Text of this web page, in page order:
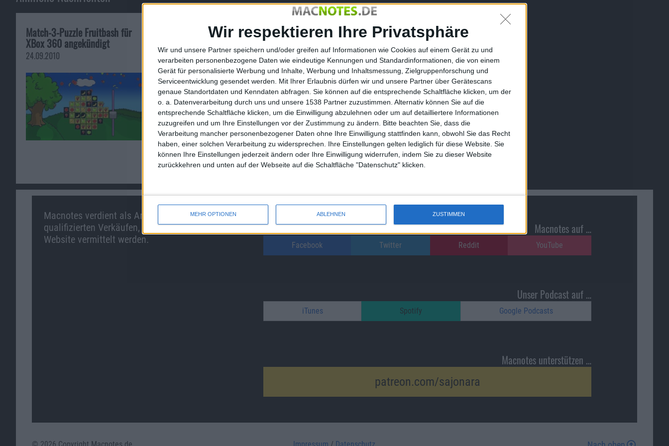
Wir respektieren Ihre Privatsphäre
Wir und unsere Partner speichern und/oder greifen auf Informationen wie Cookies auf einem Gerät zu und
verarbeiten personenbezogene Daten wie eindeutige Kennungen und Standardinformationen, die von einem
Gerät für personalisierte Werbung und Inhalte, Werbung und Inhaltsmessung, Zielgruppenforschung und
Serviceentwicklung gesendet werden.
Mit Ihrer Erlaubnis dürfen wir und unsere Partner über Gerätescans
genaue Standortdaten und Kenndaten abfragen. Sie können auf die entsprechende Schaltfläche klicken, um der
o. a. Datenverarbeitung durch uns und unsere 1538 Partner zuzustimmen. Alternativ können Sie auf die
entsprechende Schaltfläche klicken, um die Einwilligung abzulehnen oder um auf detailliertere Informationen
zuzugreifen und um Ihre Einstellungen vor der Zustimmung zu ändern.
Bitte beachten Sie, dass die
Verarbeitung mancher personenbezogener Daten ohne Ihre Einwilligung stattfinden kann, obwohl Sie das Recht
haben, einer solchen Verarbeitung zu widersprechen. Ihre Einstellungen gelten lediglich für diese Website. Sie
können Ihre Einstellungen jederzeit ändern oder Ihre Einwilligung widerrufen, indem Sie zu dieser Website
zurückkehren und unten auf der Webseite auf die Schaltfläche "Datenschutz" klicken.
MEHR OPTIONEN ABLEHNEN ZUSTIMMEN
Match-3-Puzzle Fruitbash für
XBox 360 angekündigt
24.09.2010
ASH liefert Buku Sudoku and
more für Mac aus
22.03.2010
Frog-A-Bubs – neuer Bust-A-
Move-Klon für iPhone, iPad und
Mac
28.02.2012
Macnotes verdient als Amazon-Partner an
qualifizierten Verkäufen, die über diese
Website vermittelt werden.
Macnotes auf …
Facebook Twitter Reddit YouTube
Unser Podcast auf …
iTunes Spotify Google Podcasts
Macnotes unterstützen …
patreon.com/sajonara